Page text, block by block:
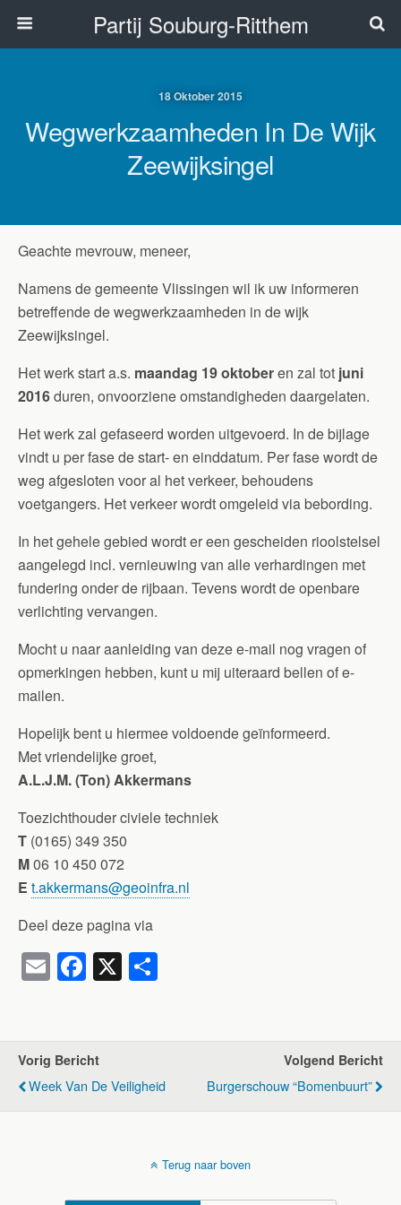
Partij Souburg-Ritthem
18 Oktober 2015
Wegwerkzaamheden In De Wijk
Zeewijksingel
Geachte mevrouw, meneer,
Namens de gemeente Vlissingen wil ik uw informeren
betreffende de wegwerkzaamheden in de wijk
Zeewijksingel.
Het werk start a.s. maandag 19 oktoberen zal tot juni
2016duren, onvoorziene omstandigheden daargelaten.
Het werk zal gefaseerd worden uitgevoerd. In de bijlage
vindt u per fase de start- en einddatum. Per fase wordt de
weg afgesloten voor al het verkeer, behoudens
voetgangers. Het verkeer wordt omgeleid via bebording.
In het gehele gebied wordt er een gescheiden rioolstelsel
aangelegd incl. vernieuwing van alle verhardingen met
fundering onder de rijbaan. Tevens wordt de openbare
verlichting vervangen.
Mocht u naar aanleiding van deze e-mail nog vragen of
opmerkingen hebben, kunt u mij uiteraard bellen of e-
mailen.
Hopelijk bent u hiermee voldoende geïnformeerd.
Met vriendelijke groet,
A.L.J.M. (Ton) Akkermans
Toezichthouder civiele techniek
T (0165) 349 350
M06 10 450 072
E t.akkermans@geoinfra.nl
Deel deze pagina via
E
m
F
a
e
b
o
X
n
Vorig Bericht
Week Van De Veiligheid
Volgend Bericht
Burgerschouw “Bomenbuurt”
Terug naar boven